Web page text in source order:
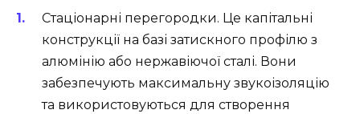
Стаціонарні перегородки. Це капітальні
конструкції на базі затискного профілю з
алюмінію або нержавіючої сталі. Вони
забезпечують максимальну звукоізоляцію
та використовуються для створення